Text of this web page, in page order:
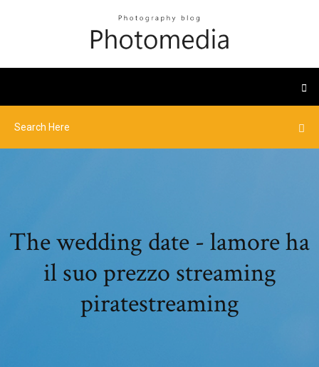
The wedding date - lamore ha
il suo prezzo streaming
piratestreaming